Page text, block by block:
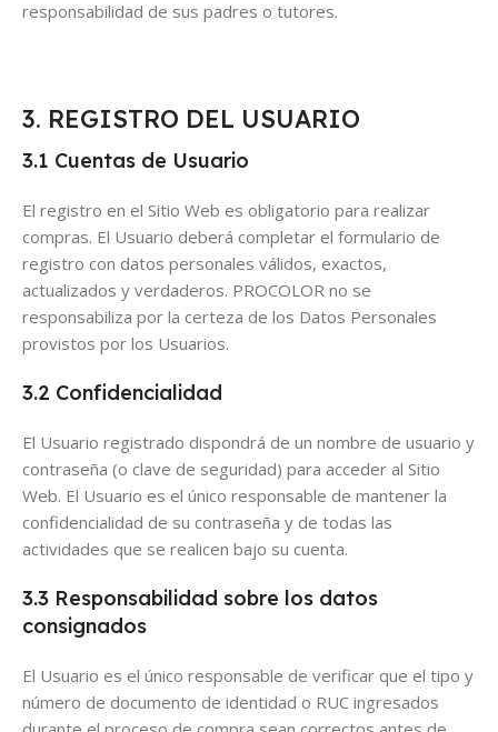
responsabilidad de sus padres o tutores.
3. REGISTRO DEL USUARIO
3.1 Cuentas de Usuario
El registro en el Sitio Web es obligatorio para realizar
compras. El Usuario deberá completar el formulario de
registro con datos personales válidos, exactos,
actualizados y verdaderos. PROCOLOR no se
responsabiliza por la certeza de los Datos Personales
provistos por los Usuarios.
3.2 Confidencialidad
El Usuario registrado dispondrá de un nombre de usuario y
contraseña (o clave de seguridad) para acceder al Sitio
Web. El Usuario es el único responsable de mantener la
confidencialidad de su contraseña y de todas las
actividades que se realicen bajo su cuenta.
3.3 Responsabilidad sobre los datos
consignados
El Usuario es el único responsable de verificar que el tipo y
número de documento de identidad o RUC ingresados